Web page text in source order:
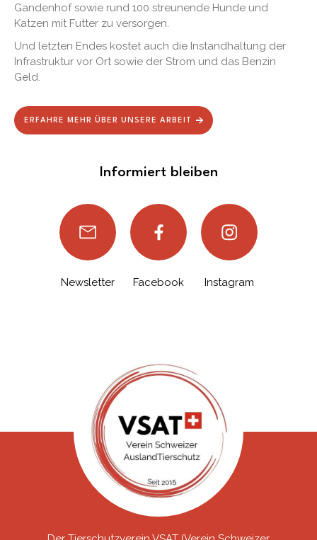
Gandenhof sowie rund 100 streunende Hunde und
Katzen mit Futter zu versorgen.
Und letzten Endes kostet auch die Instandhaltung der
Infrastruktur vor Ort sowie der Strom und das Benzin
Geld.
ERFAHRE MEHR ÜBER UNSERE ARBEIT
Informiert bleiben
Newsletter Facebook Instagram